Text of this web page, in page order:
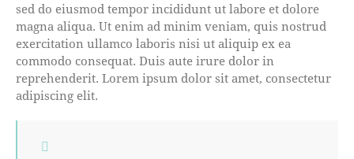
sed do eiusmod tempor incididunt ut labore et dolore
magna aliqua. Ut enim ad minim veniam, quis nostrud
exercitation ullamco laboris nisi ut aliquip ex ea
commodo consequat. Duis aute irure dolor in
reprehenderit. Lorem ipsum dolor sit amet, consectetur
adipiscing elit.